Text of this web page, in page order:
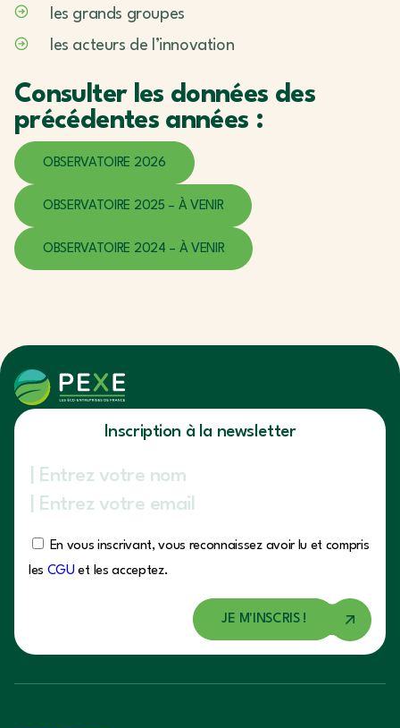
les grands groupes
les acteurs de l’innovation
Consulter les données des
précédentes années :
OBSERVATOIRE 2026
OBSERVATOIRE 2025 – À VENIR
OBSERVATOIRE 2024 – À VENIR
Inscription à la newsletter
En vous inscrivant, vous reconnaissez avoir lu et compris
les CGU et les acceptez.